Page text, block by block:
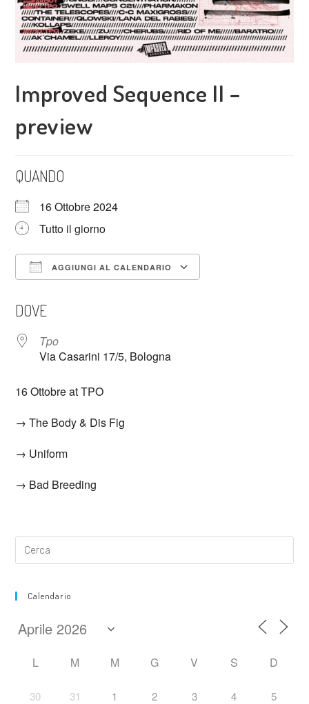
Improved Sequence II –
preview
QUANDO
16 Ottobre 2024
Tutto il giorno
AGGIUNGI AL CALENDARIO
DOVE
Tpo
Via Casarini 17/5, Bologna
16 Ottobre at TPO
→ The Body & Dis Fig
→ Uniform
→ Bad Breeding
Calendario
L M M G V S D
30 31 1 2 3 4 5